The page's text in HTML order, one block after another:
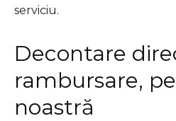
serviciu.
Decontare
rambursare,
noastră